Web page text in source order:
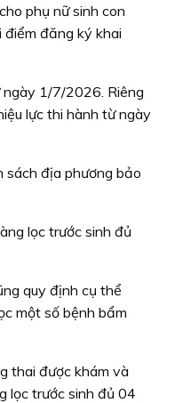
phụ nữ sinh con
đăng ký khai
ngày 1/7/2026. Riêng
lực thi hành từ ngày
sách địa phương bảo
lọc trước sinh đủ
quy định cụ thể
một số bệnh bẩm
thai được khám và
lọc trước sinh đủ 04